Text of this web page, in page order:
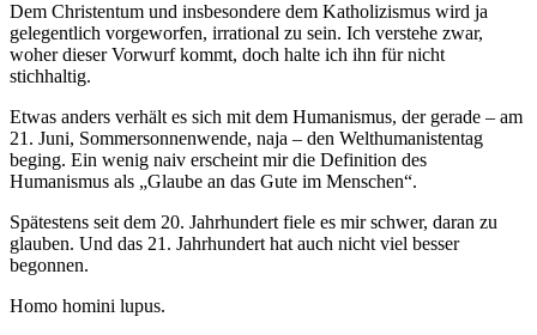
Dem Christentum und insbesondere dem Katholizismus wird ja
gelegentlich vorgeworfen, irrational zu sein. Ich verstehe zwar,
woher dieser Vorwurf kommt, doch halte ich ihn für nicht
stichhaltig.
Etwas anders verhält es sich mit dem Humanismus, der gerade – am
21. Juni, Sommersonnenwende, naja – den Welthumanistentag
beging. Ein wenig naiv erscheint mir die Definition des
Humanismus als „Glaube an das Gute im Menschen“.
Spätestens seit dem 20. Jahrhundert fiele es mir schwer, daran zu
glauben. Und das 21. Jahrhundert hat auch nicht viel besser
begonnen.
Homo homini lupus.